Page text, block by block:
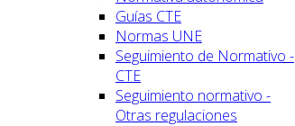
Guías CTE
Normas UNE
Seguimiento de Normativo -
CTE
Seguimiento normativo -
Otras regulaciones